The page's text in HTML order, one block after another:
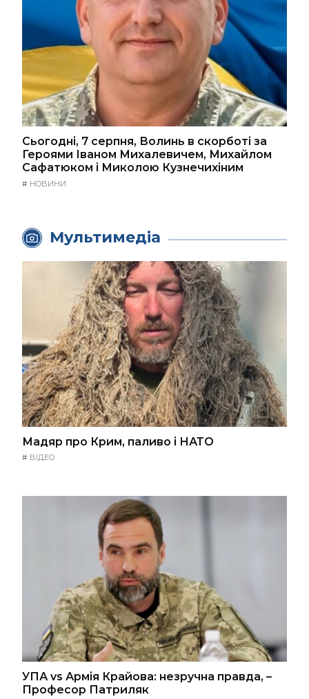
Сьогодні, 7 серпня, Волинь в скорботі за
Героями Іваном Михалевичем, Михайлом
Сафатюком і Миколою Кузнечихіним
# НОВИНИ
Мультимедіа
Мадяр про Крим, паливо і НАТО
# ВІДЕО
УПА vs Армія Крайова: незручна правда, –
Професор Патриляк